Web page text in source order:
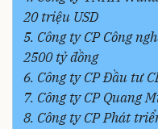
20 triệu USD
5. Công ty CP Công
2500 tỷ đồng
6. Công ty CP Đầu tư
7. Công ty CP Quang
8. Công ty CP Phát